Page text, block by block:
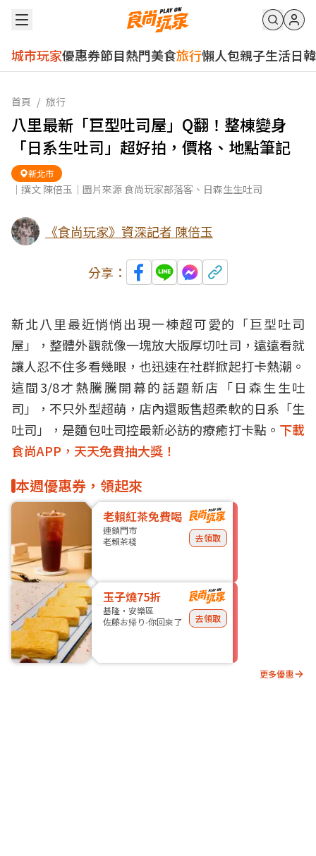
城市玩家優惠券節目熱門美食旅行懶人包親子生活日韓
首頁 / 旅行
八里最新「巨型吐司屋」Q翻！整棟變身
「日系生吐司」超好拍，價格、地點筆記
新北市
｜撰文 陳倍玉｜圖片來源 食尚玩家部落客、日森生生吐司
《食尚玩家》資深記者 陳倍玉
分享：
新北八里最近悄悄出現一棟超可愛的「巨型吐司
屋」，整體外觀就像一塊放大版厚切吐司，遠遠看就
讓人忍不住多看幾眼，也迅速在社群掀起打卡熱潮。
這間3/8才熱騰騰開幕的話題新店「日森生生吐
司」，不只外型超萌，店內還販售超柔軟的日系「生
吐司」，是麵包吐司控最新必訪的療癒打卡點。 下載
食尚APP，天天免費抽大獎！
本週優惠券，領起來
老賴紅茶免費喝
連鎖門市
老賴茶棧
去領取
玉子燒75折
基隆・安樂區
佐藤お帰り-你回來了
去領取
更多優惠